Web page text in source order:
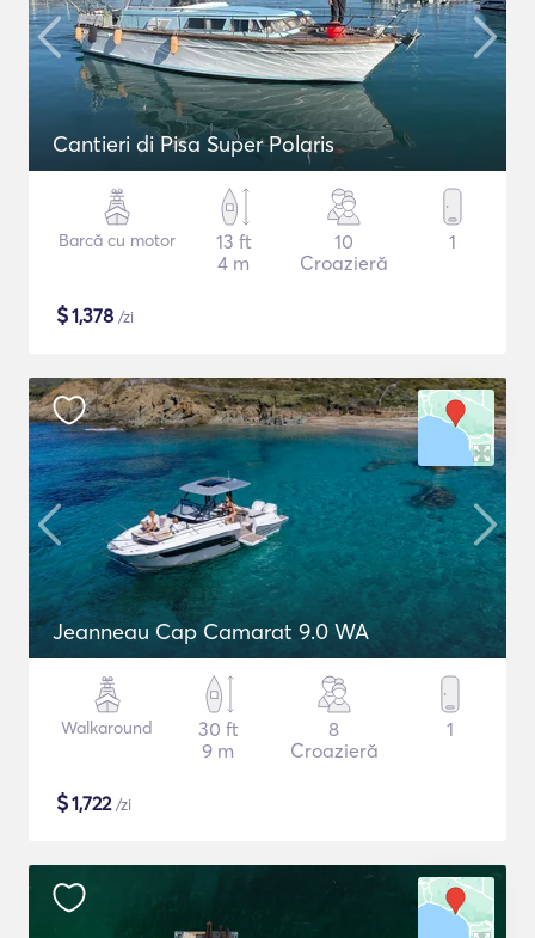
Cantieri di Pisa Super Polaris
Barcă cu motor
13 ft
4 m
10
Croazieră
1
$1,378 /zi
Jeanneau Cap Camarat 9.0 WA
Walkaround
30 ft
9 m
8
Croazieră
1
$1,722/zi